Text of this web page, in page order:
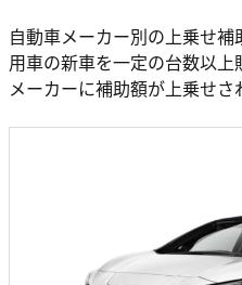
自動車メーカー別の上乗せ
用車の新車を一定の台数以
メーカーに補助額が上乗せさ